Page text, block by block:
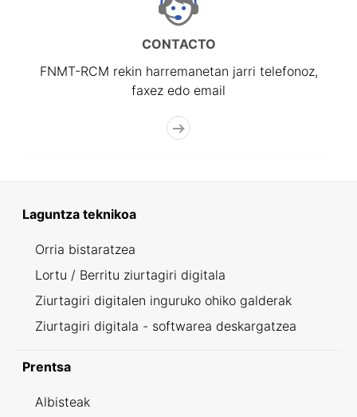
CONTACTO
FNMT-RCM rekin harremanetan jarri telefonoz,
faxez edo email
Laguntza teknikoa
Orria bistaratzea
Lortu / Berritu ziurtagiri digitala
Ziurtagiri digitalen inguruko ohiko galderak
Ziurtagiri digitala - softwarea deskargatzea
Prentsa
Albisteak